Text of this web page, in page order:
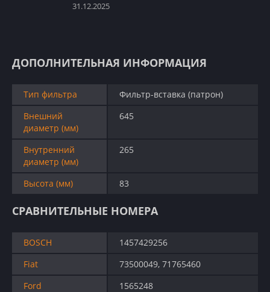
31.12.2025
ДОПОЛНИТЕЛЬНАЯ ИНФОРМАЦИЯ
Тип фильтра
Фильтр-вставка (патрон)
Внешний
диаметр (мм)
645
Внутренний
диаметр (мм)
265
Высота (мм) 83
СРАВНИТЕЛЬНЫЕ НОМЕРА
BOSCH
1457429256
Fiat
73500049, 71765460
Ford
1565248